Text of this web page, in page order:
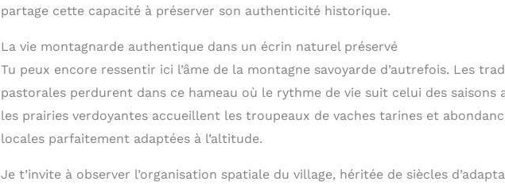
partage cette capacité à préserver son authenticité historique.
La vie montagnarde authentique dans un écrin naturel préservé
Tu peux encore ressentir ici l’âme de la montagne savoyarde d’autrefois. Les
pastorales perdurent dans ce hameau où le rythme de vie suit celui des saisons
les prairies verdoyantes accueillent les troupeaux de vaches tarines et
locales parfaitement adaptées à l’altitude.
Je t’invite à observer l’organisation spatiale du village, héritée de siècles